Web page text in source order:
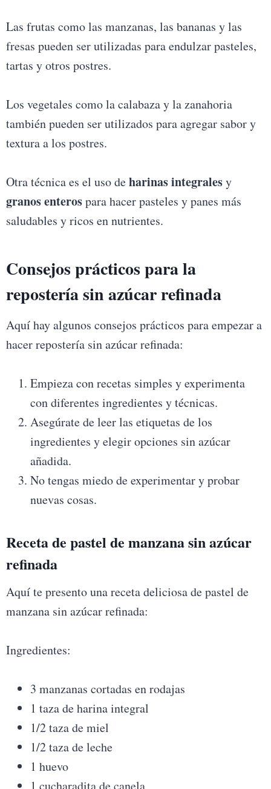
Las frutas como las manzanas, las bananas y las
fresas pueden ser utilizadas para endulzar pasteles,
tartas y otros postres.
Los vegetales como la calabaza y la zanahoria
también pueden ser utilizados para agregar sabor y
textura a los postres.
Otra técnica es el uso deharinas integralesy
granos enterospara hacer pasteles y panes más
saludables y ricos en nutrientes.
Consejos prácticos para la
repostería sin azúcar refinada
Aquí hay algunos consejos prácticos para empezar a
hacer repostería sin azúcar refinada:
Empieza con recetas simples y experimenta
con diferentes ingredientes y técnicas.
Asegúrate de leer las etiquetas de los
ingredientes y elegir opciones sin azúcar
añadida.
No tengas miedo de experimentar y probar
nuevas cosas.
Receta de pastel de manzana sin azúcar
refinada
Aquí te presento una receta deliciosa de pastel de
manzana sin azúcar refinada:
Ingredientes:
3 manzanas cortadas en rodajas
1 taza de harina integral
1/2 taza de miel
1/2 taza de leche
1 huevo